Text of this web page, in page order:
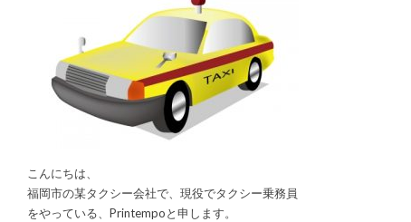
こんにちは、
福岡市の某タクシー会社で、現役でタクシー乗務員
をやっている、Printempoと申します。